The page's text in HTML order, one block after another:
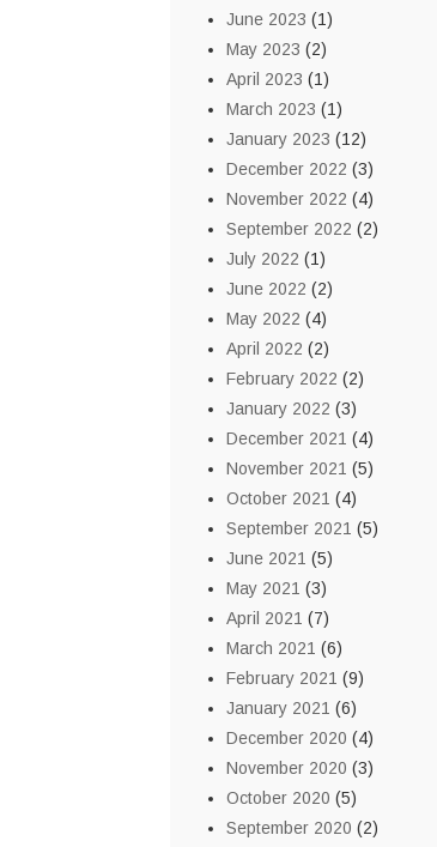
June 2023 (1)
May 2023 (2)
April 2023 (1)
March 2023 (1)
January 2023 (12)
December 2022 (3)
November 2022 (4)
September 2022 (2)
July 2022 (1)
June 2022 (2)
May 2022 (4)
April 2022 (2)
February 2022 (2)
January 2022 (3)
December 2021 (4)
November 2021 (5)
October 2021 (4)
September 2021 (5)
June 2021 (5)
May 2021 (3)
April 2021 (7)
March 2021 (6)
February 2021 (9)
January 2021 (6)
December 2020 (4)
November 2020 (3)
October 2020 (5)
September 2020 (2)